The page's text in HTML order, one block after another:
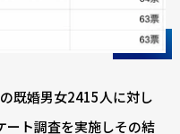
既婚男女2415人に対し
ート調査を実施しその結